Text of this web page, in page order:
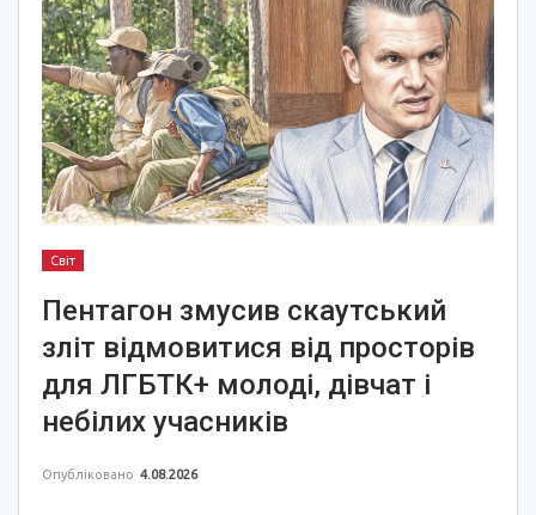
Світ
Пентагон змусив скаутський
зліт відмовитися від просторів
для ЛГБТК+ молоді, дівчат і
небілих учасників
Опубліковано 4.08.2026